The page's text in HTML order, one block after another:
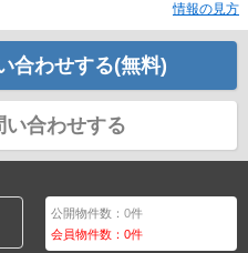
情報の見方
合わせする(無料)
い合わせする
公開物件数：0件
会員物件数：0件